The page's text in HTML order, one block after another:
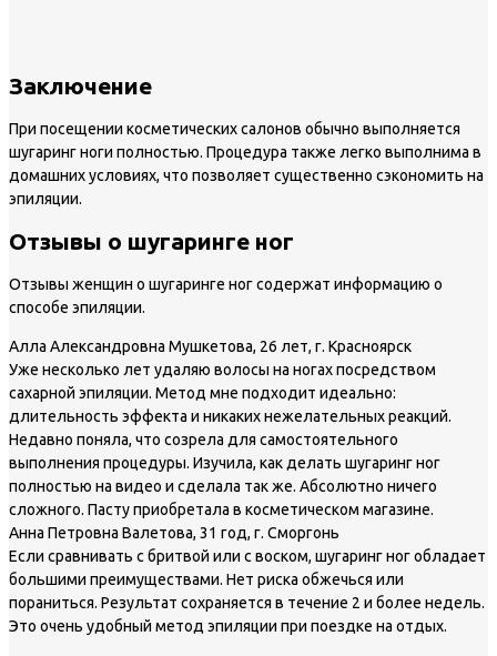
Заключение
При посещении косметических салонов обычно выполняется
шугаринг ноги полностью. Процедура также легко выполнима в
домашних условиях, что позволяет существенно сэкономить на
эпиляции.
Отзывы о шугаринге ног
Отзывы женщин о шугаринге ног содержат информацию о
способе эпиляции.
Алла Александровна Мушкетова, 26 лет, г. Красноярск
Уже несколько лет удаляю волосы на ногах посредством
сахарной эпиляции. Метод мне подходит идеально:
длительность эффекта и никаких нежелательных реакций.
Недавно поняла, что созрела для самостоятельного
выполнения процедуры. Изучила, как делать шугаринг ног
полностью на видео и сделала так же. Абсолютно ничего
сложного. Пасту приобретала в косметическом магазине.
Анна Петровна Валетова, 31 год, г. Сморгонь
Если сравнивать с бритвой или с воском, шугаринг ног обладает
большими преимуществами. Нет риска обжечься или
пораниться. Результат сохраняется в течение 2 и более недель.
Это очень удобный метод эпиляции при поездке на отдых.